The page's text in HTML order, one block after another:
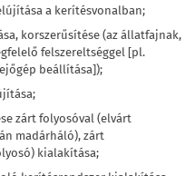
a kerítésvonalban;
korszerűsítése (az állatfajnak,
felszereltséggel [pl.
beállítása]);
zárt folyosóval (elvárt
madárháló), zárt
kialakítása;